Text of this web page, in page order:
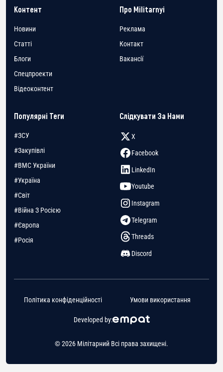
Контент
Новини
Статті
Блоги
Спецпроекти
Відеоконтент
Про Militarnyi
Реклама
Контакт
Вакансії
Популярні Теги
#ЗСУ
#Закупівлі
#ВМС України
#Україна
#Світ
#Війна З Росією
#Європа
#Росія
Слідкувати За Нами
X
Facebook
LinkedIn
Youtube
Instagram
Telegram
Threads
Discord
© 2026 Мілітарний Всі права захищені.
Developed by:
Політика конфіденційності Умови використання